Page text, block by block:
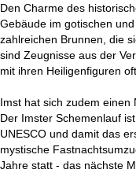
s
e
t
e
Den Charme des
Gebäude im gotischen
zahlreichen Brunnen, die
sind Zeugnisse aus der
mit ihren Heiligenfiguren
Imst hat sich zudem einen
Der Imster Schemenlauf
UNESCO und damit das
mystische
Jahre statt - das nächste